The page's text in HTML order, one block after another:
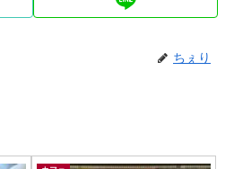
ちぇり